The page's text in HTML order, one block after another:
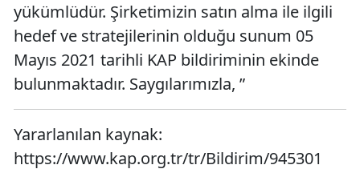
yükümlüdür. Şirketimizin satın alma ile ilgili
hedef ve stratejilerinin olduğu sunum 05
Mayıs 2021 tarihli KAP bildiriminin ekinde
bulunmaktadır. Saygılarımızla, ”
Yararlanılan kaynak:
https://www.kap.org.tr/tr/Bildirim/945301